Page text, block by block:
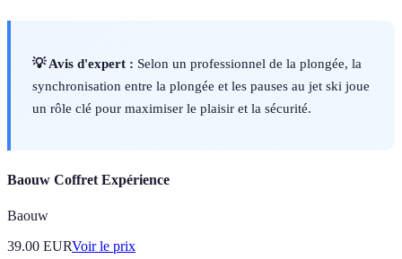
💡 Avis d'expert : Selon un professionnel de la plongée, la
synchronisation entre la plongée et les pauses au jet ski joue
un rôle clé pour maximiser le plaisir et la sécurité.
Baouw Coffret Expérience
Baouw
39.00 EURVoir le prix